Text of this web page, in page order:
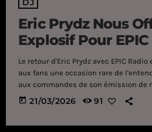
DJ
Eric Prydz Nous
Explosif Pour
Le retour d'Eric Prydz avec EPIC
aux fans une occasion rare de
aux commandes de son émission de
voyage musical exceptionnel pour
l'antenne sur Hits 1 ! Le 5 mars, lors
today 21/03/2026 91